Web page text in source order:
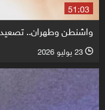
51:03
واشنطن وطهران.. تصعيد
l 23 يوليو 2026